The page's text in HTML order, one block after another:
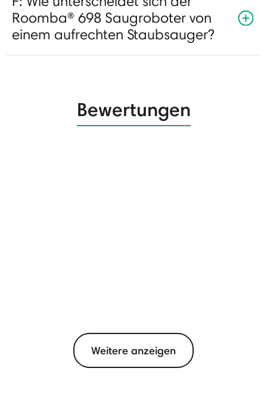
Roomba® 698 Saugroboter von
einem aufrechten Staubsauger?
Bewertungen
Weitere anzeigen